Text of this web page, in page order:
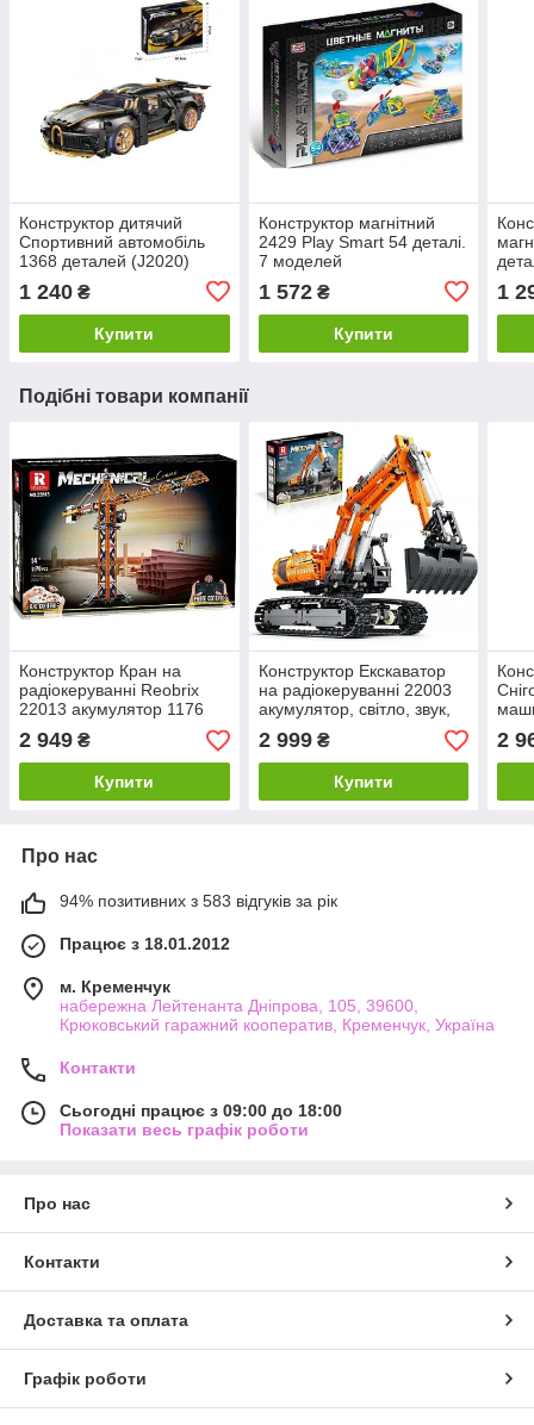
Конструктор дитячий
Спортивний автомобіль
1368 деталей (J2020)
1 240 ₴
Купити
Конструктор магнітний
2429 Play Smart 54 деталі.
7 моделей
1 572₴
Купити
1
Подібні товари компанії
Конструктор Кран на
радіокеруванні Reobrix
22013 акумулятор 1176
83*30*67 см
2 949 ₴
Купити
Конструктор Екскаватор
на радіокеруванні 22003
акумулятор, світло, звук,
1106+ деталей у коробці
49*27*16 см
2 999₴
Купити
см
2
Про нас
94% позитивних з 583 відгуків за рік
Працює з 18.01.2012
м. Кременчук
набережна Лейтенанта Дніпрова, 105, 39600,
Крюковський гаражний кооператив, Кременчук, Україна
Контакти
Сьогодні працює з 09:00 до 18:00
Показати весь графік роботи
Про нас
Контакти
Доставка та оплата
Графік роботи